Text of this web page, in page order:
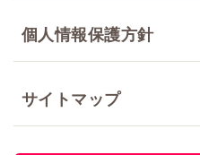
個人情報保護方針
サイトマップ